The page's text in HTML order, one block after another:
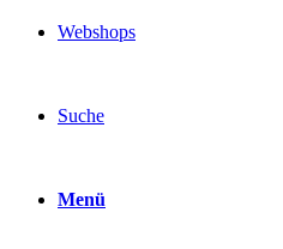
Webshops
Suche
Menü